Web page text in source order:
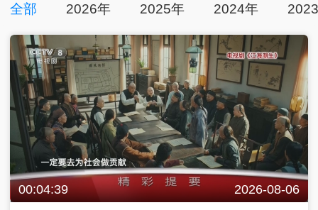
點擊下載
全部 2026年 2025年 2024年
00:04:39 2026-08-06